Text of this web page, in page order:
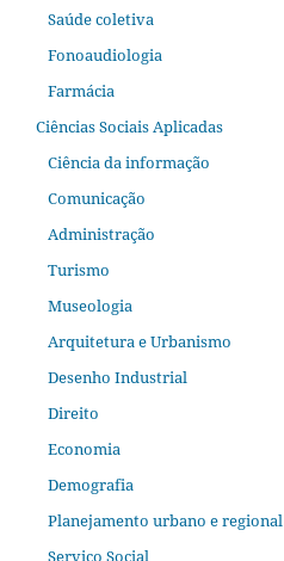
Saúde coletiva
Fonoaudiologia
Farmácia
Ciências Sociais Aplicadas
Ciência da informação
Comunicação
Administração
Turismo
Museologia
Arquitetura e Urbanismo
Desenho Industrial
Direito
Economia
Demografia
Planejamento urbano e regional
Serviço Social